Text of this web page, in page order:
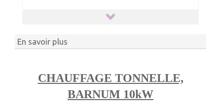
En savoir plus
CHAUFFAGE TONNELLE,
BARNUM 10kW